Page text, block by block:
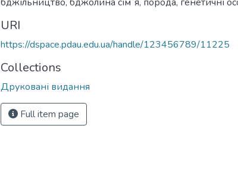
URI
https://dspace.pdau.edu.ua/handle/123456789/11225
Collections
Друковані видання
Full item page